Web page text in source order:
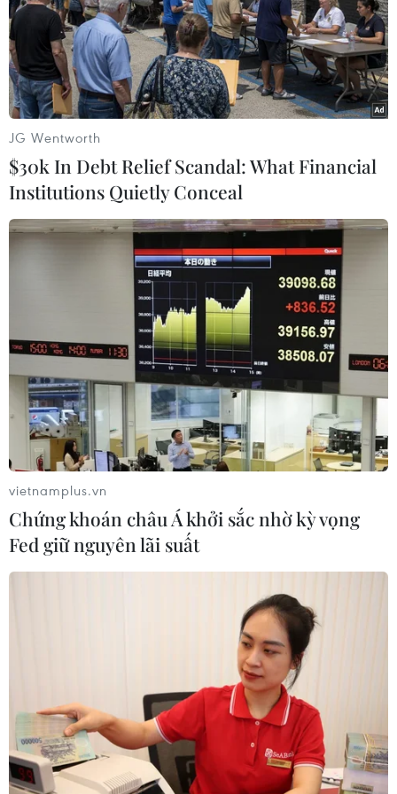
Hàn Quốc-Trung Quốc phản đối lãnh đạo
Nhật Bản viếng đền Yasukuni
Sau khi Thủ tướng Nhật Bản Shinzo Abe gửi đồ lễ đến
đền Yasukuni và một số nghị sỹ đến viếng đền, Trung
Quốc và Hàn Quốc kêu gọi Nhật Bản nghiêm túc đối
diện với quá khứ.
Hàn Quốc-Trung Quốc tổ chức Diễn đàn
JG Wentworth
$30k In Debt Relief Scandal: What Financial
Institutions Quietly Conceal
vietnamplus.vn
Chứng khoán châu Á khởi sắc nhờ kỳ vọng
Fed giữ nguyên lãi suất